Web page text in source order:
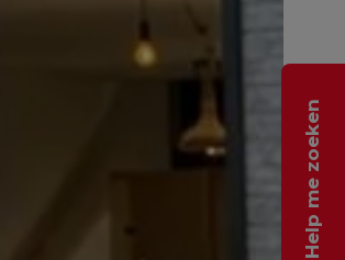
Help me zoeken